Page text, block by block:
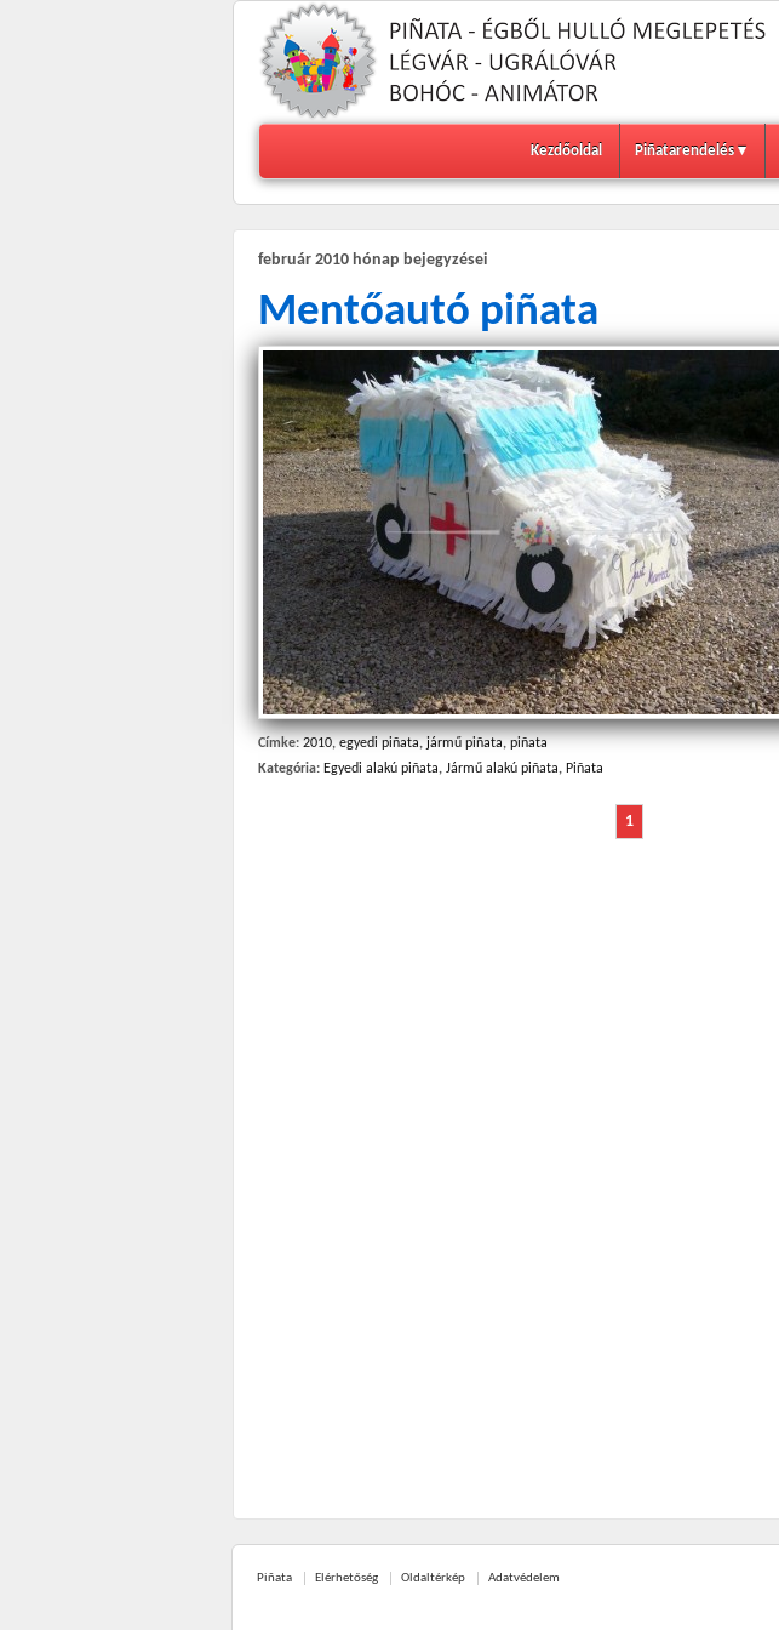
Kezdőoldal Piñatarendelés
február 2010 hónap bejegyzései
Mentőautó piñata
Címke: 2010, egyedi piñata, jármű piñata, piñata
Kategória: Egyedi alakú piñata, Jármű alakú piñata, Piñata
1
Piñata Elérhetőség Oldaltérkép Adatvédelem